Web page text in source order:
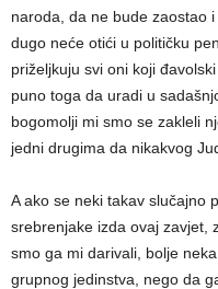
naroda, da ne bude zaostao
dugo neće otići u političku
priželjkuju svi oni koji
puno toga da uradi u
bogomolji mi smo se zakleli
jedni drugima da nikakvog
A ako se neki takav slučajno
srebrenjake izda ovaj zavjet,
smo ga mi darivali, bolje
grupnog jedinstva, nego da